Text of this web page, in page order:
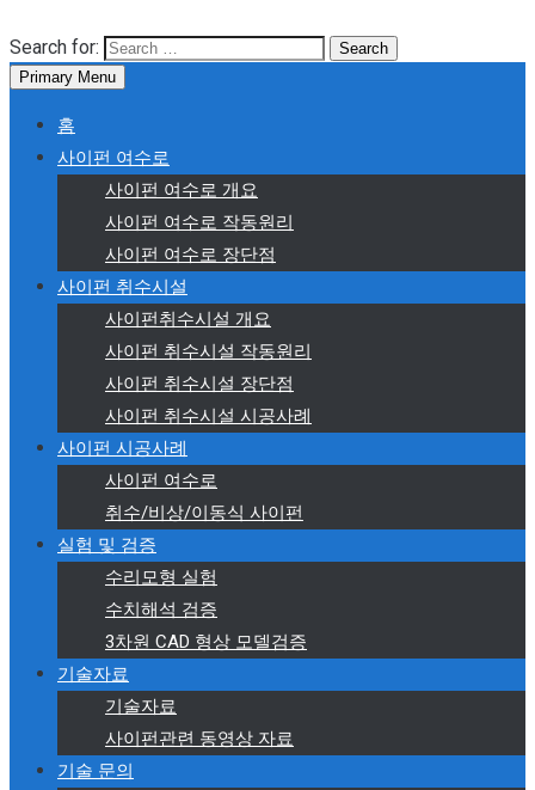
Search for:
Primary Menu
홈
사이펀 여수로
사이펀 여수로 개요
사이펀 여수로 작동원리
사이펀 여수로 장단점
사이펀 취수시설
사이펀취수시설 개요
사이펀 취수시설 작동원리
사이펀 취수시설 장단점
사이펀 취수시설 시공사례
사이펀 시공사례
사이펀 여수로
취수/비상/이동식 사이펀
실험 및 검증
수리모형 실험
수치해석 검증
3차원 CAD 형상 모델검증
기술자료
기술자료
사이펀관련 동영상 자료
기술 문의